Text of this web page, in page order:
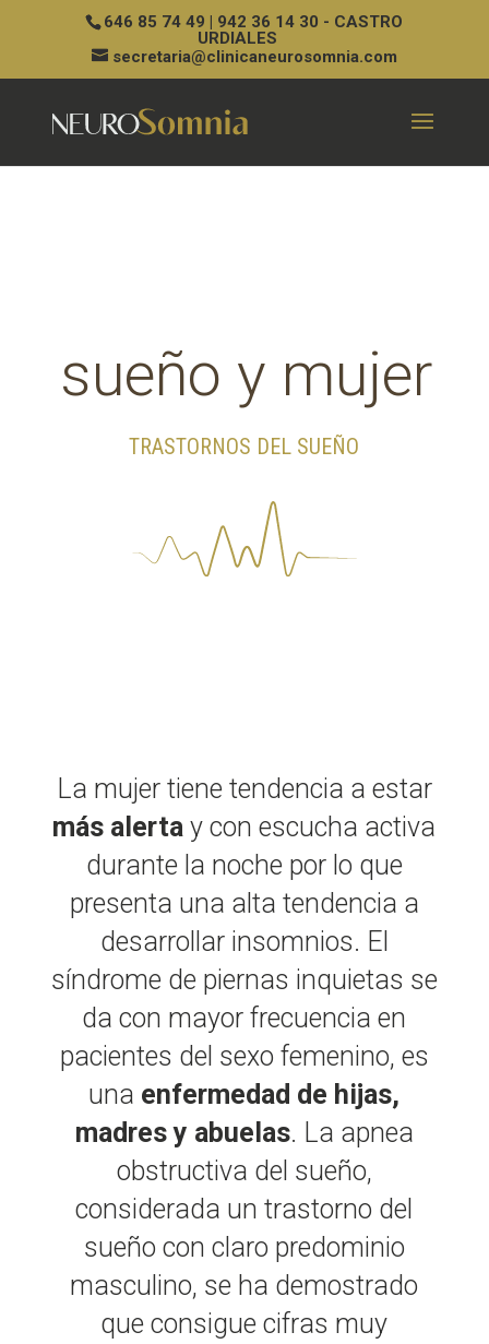
646 85 74 49 | 942 36 14 30 - CASTRO
URDIALES
secretaria@clinicaneurosomnia.com
sueño y mujer
TRASTORNOS DEL SUEÑO
La mujer tiene tendencia a estar
más alerta y con escucha activa
durante la noche por lo que
presenta una alta tendencia a
desarrollar insomnios. El
síndrome de piernas inquietas se
da con mayor frecuencia en
pacientes del sexo femenino, es
una enfermedad de hijas,
madres y abuelas. La apnea
obstructiva del sueño,
considerada un trastorno del
sueño con claro predominio
masculino, se ha demostrado
que consigue cifras muy